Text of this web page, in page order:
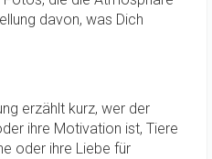
davon, was Dich
erzählt kurz, wer der
ihre Motivation ist, Tiere
oder ihre Liebe für